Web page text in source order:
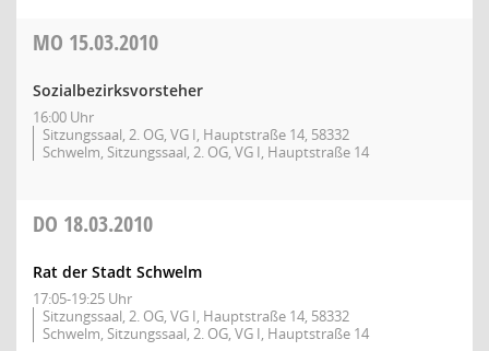
MO 15.03.2010
Sozialbezirksvorsteher
16:00 Uhr
Sitzungssaal, 2. OG, VG I, Hauptstraße 14, 58332
Schwelm, Sitzungssaal, 2. OG, VG I, Hauptstraße 14
DO 18.03.2010
Rat der Stadt Schwelm
17:05-19:25 Uhr
Sitzungssaal, 2. OG, VG I, Hauptstraße 14, 58332
Schwelm, Sitzungssaal, 2. OG, VG I, Hauptstraße 14